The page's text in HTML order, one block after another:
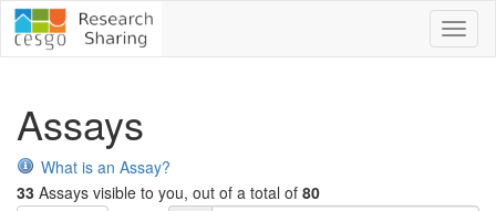
Assays
What is an Assay?
33 Assays visible to you, out of a total of 80